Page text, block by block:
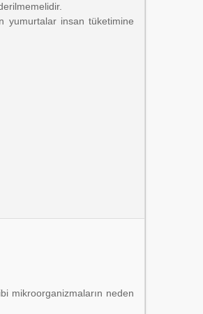
yumurtalar insan tüketimine
mikroorganizmaların neden